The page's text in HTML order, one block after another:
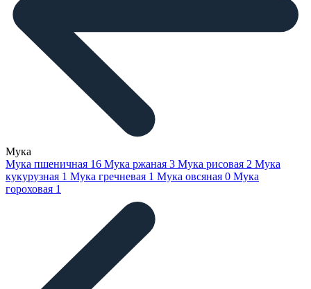
Мука
Мука пшеничная 16 Мука ржаная 3 Мука рисовая 2 Мука
кукурузная 1 Мука гречневая 1 Мука овсяная 0 Мука
гороховая 1